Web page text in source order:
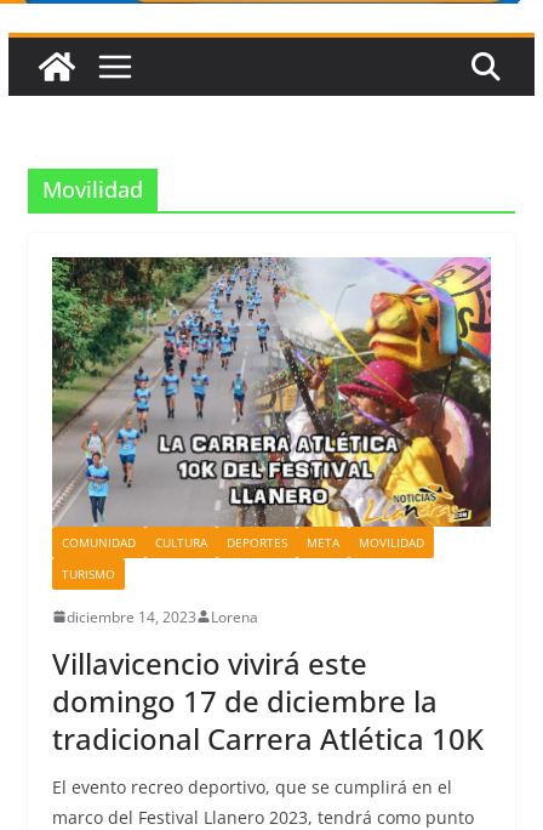
Movilidad
COMUNIDAD CULTURA DEPORTES META
MOVILIDAD
TURISMO
diciembre 14, 2023 Lorena
Villavicencio vivirá este
domingo 17 de diciembre la
tradicional Carrera Atlética 10K
El evento recreo deportivo, que se cumplirá en el
marco del Festival Llanero 2023, tendrá como punto